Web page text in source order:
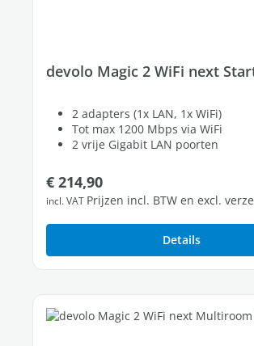
devolo Magic 2 WiFi next
2 adapters (1x LAN, 1x WiFi)
Tot max 1200 Mbps via WiFi
2 vrije Gigabit LAN poorten
Normale prijs:
€ 214,90
incl. VAT Prijzen incl. BTW en excl.
Details